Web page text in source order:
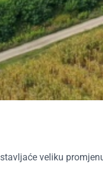
veliku